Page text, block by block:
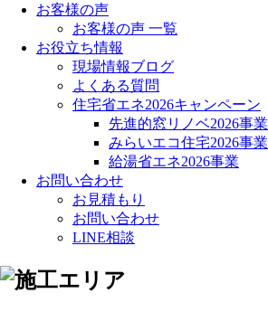
お客様の声
お客様の声 一覧
お役立ち情報
現場情報ブログ
よくある質問
住宅省エネ2026キャンペーン
先進的窓リノベ2026事業
みらいエコ住宅2026事業
給湯省エネ2026事業
お問い合わせ
お見積もり
お問い合わせ
LINE相談